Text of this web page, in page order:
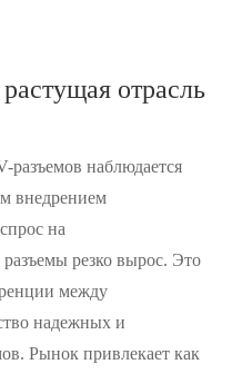
отрасль
наблюдается
внедрением
на
резко вырос. Это
между
надежных и
Рынок привлекает как